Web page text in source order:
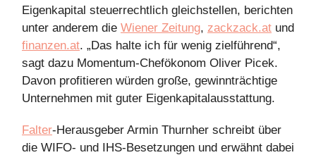
Eigenkapital steuerrechtlich gleichstellen, berichten
unter anderem die Wiener Zeitung, zackzack.at und
finanzen.at. „Das halte ich für wenig zielführend“,
sagt dazu Momentum-Chefökonom Oliver Picek.
Davon profitieren würden große, gewinnträchtige
Unternehmen mit guter Eigenkapitalausstattung.
Falter-Herausgeber Armin Thurnher schreibt über
die WIFO- und IHS-Besetzungen und erwähnt dabei